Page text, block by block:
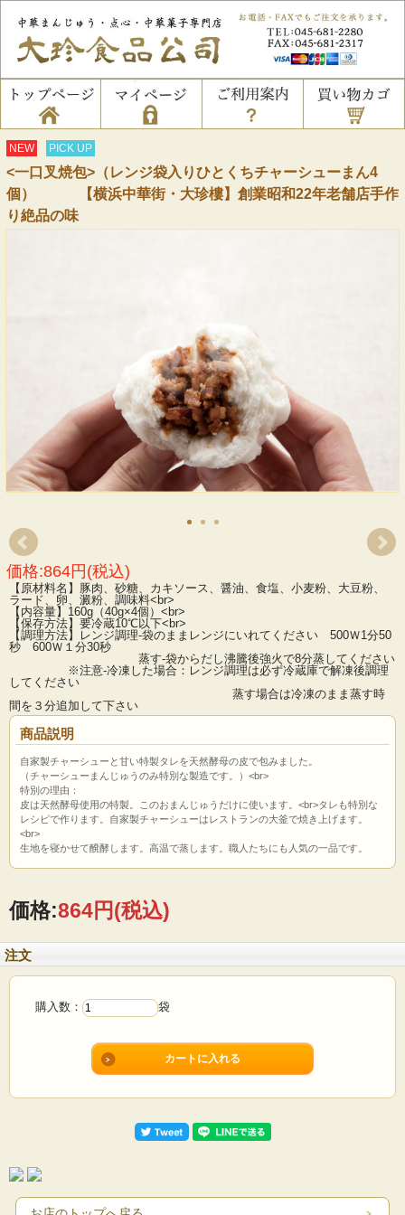
NEW PICK UP
<一口叉焼包>（レンジ袋入りひとくちチャーシューまん4
個） 【横浜中華街・大珍樓】創業昭和22年老舗店手作
り絶品の味
価格:864円(税込)
【原材料名】豚肉、砂糖、カキソース、醤油、食塩、小麦粉、大豆粉、
ラード、卵、澱粉、調味料<br>
【内容量】160g（40g×4個）<br>
【保存方法】要冷蔵10℃以下<br>
【調理方法】レンジ調理-袋のままレンジにいれてください 500Ｗ1分50
秒 600Ｗ１分30秒
蒸す-袋からだし沸騰後強火で8分蒸してください
※注意-冷凍した場合：レンジ調理は必ず冷蔵庫で解凍後調理
してください
蒸す場合は冷凍のまま蒸す時
間を３分追加して下さい
商品説明
自家製チャーシューと甘い特製タレを天然酵母の皮で包みました。
（チャーシューまんじゅうのみ特別な製造です。）<br>
特別の理由：
皮は天然酵母使用の特製。このおまんじゅうだけに使います。<br>タレも特別な
レシピで作ります。自家製チャーシューはレストランの大釜で焼き上げます。
<br>
生地を寝かせて醗酵します。高温で蒸します。職人たちにも人気の一品です。
価格:864円(税込)
注文
購入数： 袋